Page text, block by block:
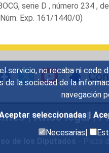
no recaba ni
de la sociedad de la
navegación
seleccionadas |
Necesarias|
serie D , número 234 ,
Exp. 161/1440/0)
|Aviso legal|
- Plaza